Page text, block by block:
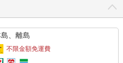
男孩的存在對外界來說，本身是一
、離島
不限金額免運費